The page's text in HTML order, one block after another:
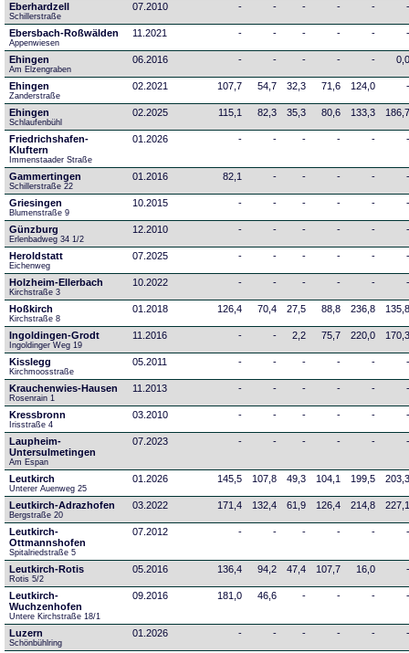
Eberhardzell
Schillerstraße
07.2010 - - - - -
Ebersbach-Roßwälden
Appenwiesen
11.2021 - - - - -
Ehingen
Am Elzengraben
06.2016 - - - - -
Ehingen
Zanderstraße
02.2021 107,7 54,7 32,3 71,6 124,0
Ehingen
Schlaufenbühl
02.2025 115,1 82,3 35,3 80,6 133,3
Friedrichshafen-
Kluftern
Immenstaader Straße
01.2026 - - - - -
Gammertingen
Schillerstraße 22
01.2016 82,1 - - - -
Griesingen
Blumenstraße 9
10.2015 - - - - -
Günzburg
Erlenbadweg 34 1/2
12.2010 - - - - -
Heroldstatt
Eichenweg
07.2025 - - - - -
Holzheim-Ellerbach
Kirchstraße 3
10.2022 - - - - -
Hoßkirch
Kirchstraße 8
01.2018 126,4 70,4 27,5 88,8 236,8
Ingoldingen-Grodt
Ingoldinger Weg 19
11.2016 - - 2,2 75,7 220,0
Kisslegg
Kirchmoosstraße
05.2011 - - - - -
Krauchenwies-Hausen
Rosenrain 1
11.2013 - - - - -
Kressbronn
Irisstraße 4
03.2010 - - - - -
Laupheim-
Untersulmetingen
Am Espan
07.2023 - - - - -
Leutkirch
Unterer Auenweg 25
01.2026 145,5 107,8 49,3 104,1 199,5
Leutkirch-Adrazhofen
Bergstraße 20
03.2022 171,4 132,4 61,9 126,4 214,8
Leutkirch-
Ottmannshofen
Spitalriedstraße 5
07.2012 - - - - -
Leutkirch-Rotis
Rotis 5/2
05.2016 136,4 94,2 47,4 107,7 16,0
Leutkirch-
Wuchzenhofen
Untere Kirchstraße 18/1
09.2016 181,0 46,6 - - -
Luzern
Schönbühlring
01.2026 - - - - -